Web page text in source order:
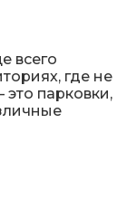
всего
где не
это парковки,